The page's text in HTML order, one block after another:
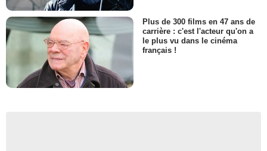
Plus de 300 films en 47 ans de
carrière : c'est l'acteur qu'on a
le plus vu dans le cinéma
français !